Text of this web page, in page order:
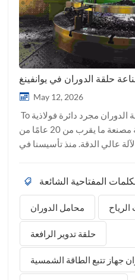
حلقة الدوران في يوانفينغ
May 12, 2026
To للعين غير المدربة، قد تبدو حلقة الدوران مجرد دائرة فولاذية
ضخمة. ولكن بصفتنا شركة مصنعة ما يقرب من 20 عامًا من
عالي الدقة. منذ تأسيسنا في
من الفولاذ الخام إلى
أساس القوة يبدأ كل مشروع
توربينات الرياح أو الرافعات
عالي الأداء لمعظم الآلات الصناعية
العامة.42CrMo: فولاذ سبيكي أكثر صلابة للأحمال الثقيلة
والتشغيل الخشن تبدأ العملية
ثم تقوم معداتنا المصنعة
محامل الدوران
حلقة تدوير الرافعة
جهاز تتبع الطاقة الشمسية